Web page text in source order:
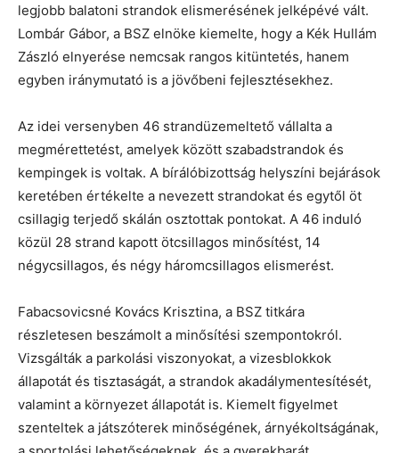
legjobb balatoni strandok elismerésének jelképévé vált.
Lombár Gábor, a BSZ elnöke kiemelte, hogy a Kék Hullám
Zászló elnyerése nemcsak rangos kitüntetés, hanem
egyben iránymutató is a jövőbeni fejlesztésekhez.
Az idei versenyben 46 strandüzemeltető vállalta a
megmérettetést, amelyek között szabadstrandok és
kempingek is voltak. A bírálóbizottság helyszíni bejárások
keretében értékelte a nevezett strandokat és egytől öt
csillagig terjedő skálán osztottak pontokat. A 46 induló
közül 28 strand kapott ötcsillagos minősítést, 14
négycsillagos, és négy háromcsillagos elismerést.
Fabacsovicsné Kovács Krisztina, a BSZ titkára
részletesen beszámolt a minősítési szempontokról.
Vizsgálták a parkolási viszonyokat, a vizesblokkok
állapotát és tisztaságát, a strandok akadálymentesítését,
valamint a környezet állapotát is. Kiemelt figyelmet
szenteltek a játszóterek minőségének, árnyékoltságának,